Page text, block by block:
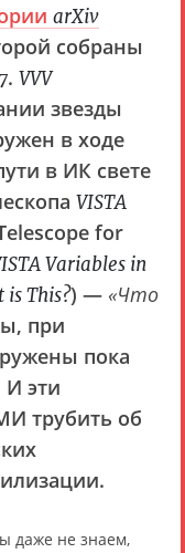
arXiv
собраны
. VVV
звезды
в ходе
в ИК свете
VISTA
for
Variables in
is This?) — «Что
при
пока
эти
трубить об
даже не знаем,